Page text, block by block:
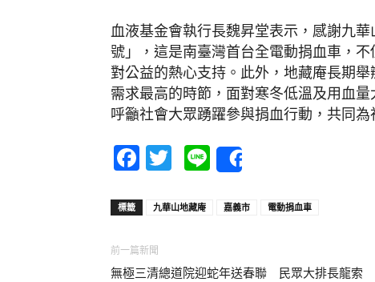
血液基金會執行長魏昇堂表示，感謝九
號」，這是南臺灣首台全電動捐血車，
對公益的熱心支持。此外，地藏庵長期
需求最高的時節，面對寒冬低溫及用血
呼籲社會大眾踴躍參與捐血行動，共同為
Facebook
Twitter
Line
標籤 九華山地藏庵 嘉義市 電動捐血車
前一篇新聞
無極三清總道院迎蛇年送春聯 民眾大排長龍索